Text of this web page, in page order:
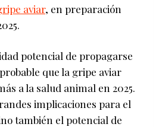
aviar, en preparación
potencial de propagarse
que la gripe aviar
a la salud animal en 2025.
implicaciones para el
también el potencial de